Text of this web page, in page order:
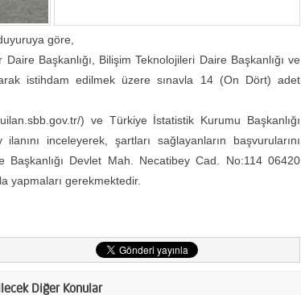
göre,
Başkanlığı, Bilişim Teknolojileri Daire Başkanlığı ve
istihdam edilmek üzere sınavla 14 (On Dört) adet
) ve Türkiye İstatistik Kurumu Başkanlığı
inceleyerek, şartları sağlayanların başvurularını
Başkanlığı Devlet Mah. Necatibey Cad. No:114 06420
yapmaları gerekmektedir.
Diğer Konular